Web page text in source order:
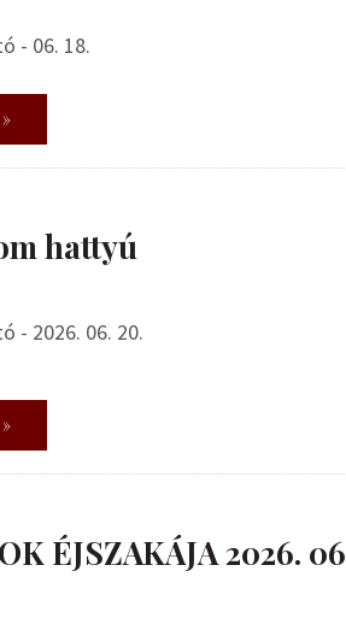
- 06. 18.
hattyú
- 2026. 06. 20.
ÉJSZAKÁJA 2026.